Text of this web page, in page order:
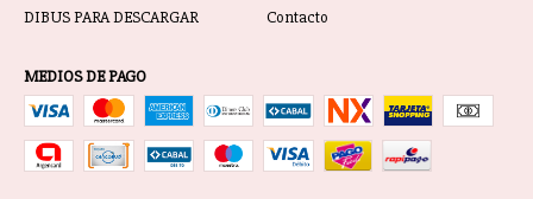
DIBUS PARA DESCARGAR Contacto
MEDIOS DE PAGO